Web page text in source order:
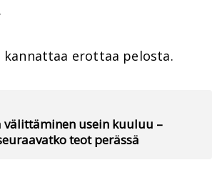
erottaa pelosta.
välittäminen usein kuuluu –
teot perässä